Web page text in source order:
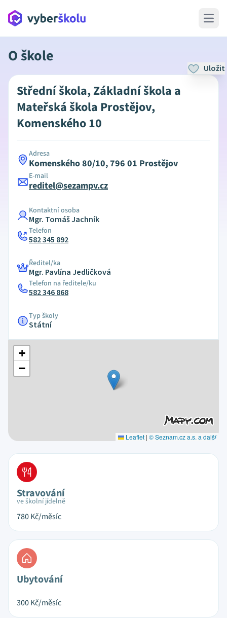
Open
O škole
Uložit
Střední škola, Základní škola a
Mateřská škola Prostějov,
Komenského 10
Adresa
Komenského 80/10, 796 01 Prostějov
E-mail
reditel@sezampv.cz
Kontaktní osoba
Mgr. Tomáš Jachník
Telefon
582 345 892
Ředitel/ka
Mgr. Pavlína Jedličková
Telefon na ředitele/ku
582 346 868
Typ školy
Státní
+
−
Leaflet | © Seznam.cz a.s. a další
Stravování
ve školní jídelně
780Kč/měsíc
Ubytování
300Kč/měsíc